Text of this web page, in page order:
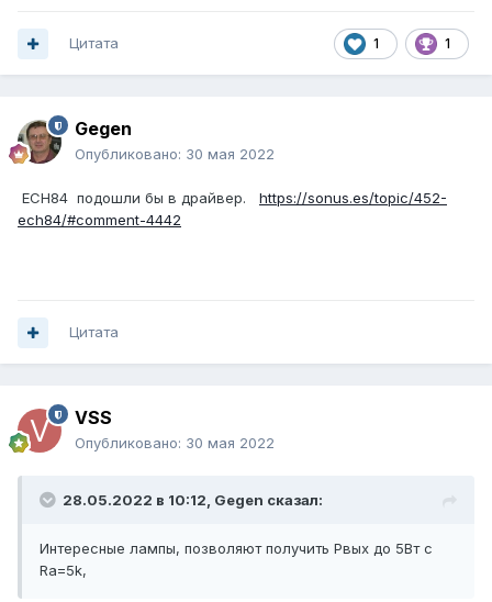
1 1
Цитата
Gegen
Опубликовано: 30 мая 2022
ЕСН84 подошли бы в драйвер. https://sonus.es/topic/452-
ech84/#comment-4442
Цитата
VSS
Опубликовано: 30 мая 2022
28.05.2022 в 10:12, Gegen сказал:
Интересные лампы, позволяют получить Рвых до 5Вт с
Ra=5k,